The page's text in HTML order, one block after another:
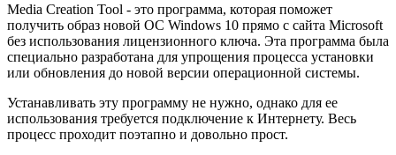
Media Creation Tool - это программа, которая поможет
получить образ новой ОС Windows 10 прямо с сайта Microsoft
без использования лицензионного ключа. Эта программа была
специально разработана для упрощения процесса установки
или обновления до новой версии операционной системы.
Устанавливать эту программу не нужно, однако для ее
использования требуется подключение к Интернету. Весь
процесс проходит поэтапно и довольно прост.